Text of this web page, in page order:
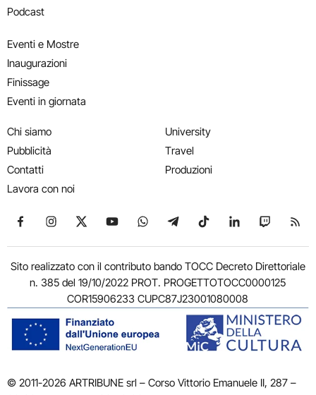
Podcast
Eventi e Mostre
Inaugurazioni
Finissage
Eventi in giornata
Chi siamo
Pubblicità
Contatti
Lavora con noi
University
Travel
Produzioni
Seguici su Facebook
Seguici su Instagram
Seguici su X
Seguici su YouTube
Seguici su WhatsApp
Seguici su Telegram
Seguici su TikTok
Seguici su
Seguici
Sito realizzato con il contributo bando TOCC Decreto Direttoriale
n. 385 del 19/10/2022 PROT. PROGETTOTOCC0000125
COR15906233 CUPC87J23001080008
© 2011-2026 ARTRIBUNE srl – Corso Vittorio Emanuele II, 287 –